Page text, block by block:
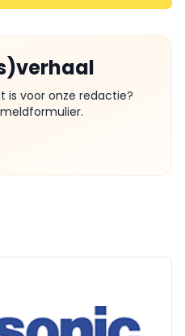
is voor onze redactie?